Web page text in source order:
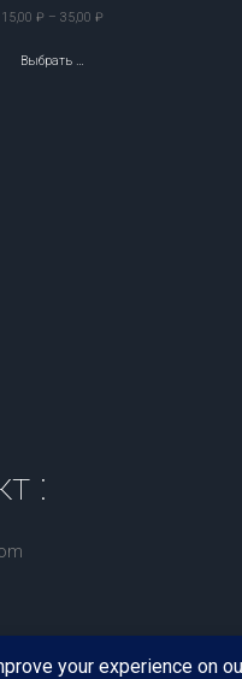
15,00 ₽ – 35,00 ₽Диапазон
Выбрать …
: